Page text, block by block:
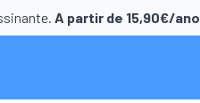
A partir de 15,90€/ano